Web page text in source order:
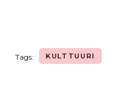
Tags: KULTTUURI